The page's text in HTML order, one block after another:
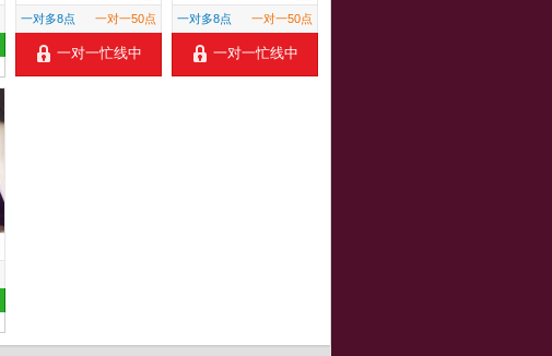
一对多8点 一对一50点
一对一忙线中
一对多8点 一对一50点
一对一忙线中